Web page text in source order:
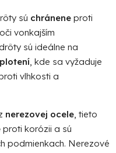
sú chránene proti
vonkajším
sú ideálne na
, kde sa vyžaduje
vlhkosti a
nerezovej ocele , tieto
proti korózii a sú
podmienkach. Nerezové